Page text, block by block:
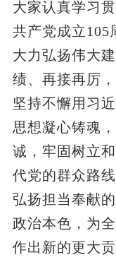
大家认真学习
共产党成立105
大力弘扬伟大
绩、再接再厉
坚持不懈用习
思想凝心铸魂
诚，牢固树立
代党的群众路
弘扬担当奉献
政治本色，为
作出新的更大